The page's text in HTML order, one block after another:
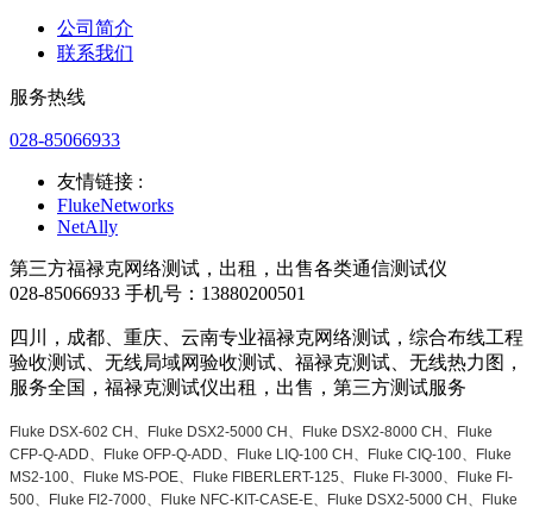
公司简介
联系我们
服务热线
028-85066933
友情链接 :
FlukeNetworks
NetAlly
第三方福禄克网络测试，出租，出售各类通信测试仪
028-85066933 手机号：13880200501
四川，成都、重庆、云南专业福禄克网络测试，综合布线工程
验收测试、无线局域网验收测试、福禄克测试、无线热力图，
服务全国，福禄克测试仪出租，出售，第三方测试服务
Fluke DSX-602 CH、Fluke DSX2-5000 CH、Fluke DSX2-8000 CH、Fluke
CFP-Q-ADD、Fluke OFP-Q-ADD、Fluke LIQ-100 CH、Fluke CIQ-100、Fluke
MS2-100、Fluke MS-POE、Fluke FIBERLERT-125、Fluke FI-3000、Fluke FI-
500、Fluke FI2-7000、Fluke NFC-KIT-CASE-E、Fluke DSX2-5000 CH、Fluke